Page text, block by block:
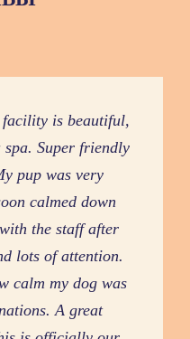
is beautiful,
Super friendly
pup was very
calmed down
the staff after
lots of attention.
calm my dog was
A great
to Modern Vet,
years. My pup is
she gets the
expertise, and
at Modern Vet.
Oliveira
Clear. Precise
the staff are very
friendly. Thank
happy.